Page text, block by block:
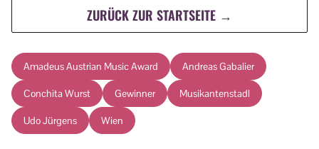
ZURÜCK ZUR STARTSEITE →
Amadeus Austrian Music Award Andreas Gabalier
Conchita Wurst Gewinner Musikantenstadl
Udo Jürgens Wien